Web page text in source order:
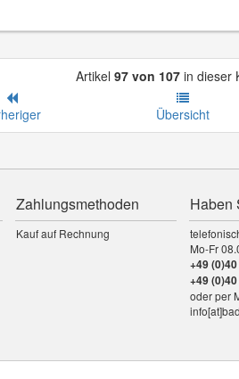
Artikel 97 von 107 in dieser
Übersicht
Zahlungsmethoden
Kauf auf Rechnung
Haben
Mo-Fr
+49
+49
oder per